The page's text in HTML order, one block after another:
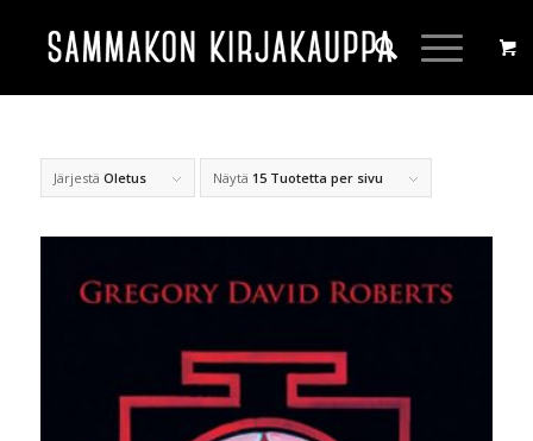
Järjestä Oletus Näytä 15 Tuotetta per sivu